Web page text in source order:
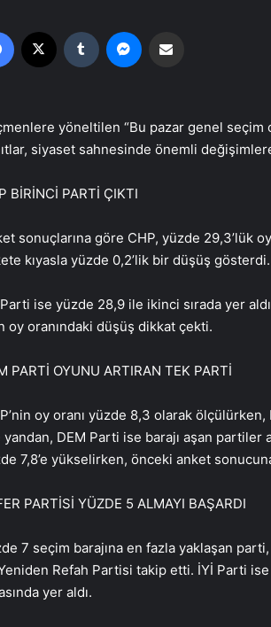
Facebook Tumblr
yöneltilen “Bu pazar genel
siyaset sahnesinde önemli
BİRİNCİ PARTİ ÇIKTI
sonuçlarına göre CHP, yüzde 29,3’lük
kıyasla yüzde 0,2’lik bir düşüş gösterdi.
ise yüzde 28,9 ile ikinci sırada yer
oy oranındaki düşüş dikkat çekti.
PARTİ OYUNU ARTIRAN TEK PARTİ
oy oranı yüzde 8,3 olarak
yandan, DEM Parti ise barajı aşan
7,8’e yükselirken, önceki anket
PARTİSİ YÜZDE 5 ALMAYI BAŞARDI
7 seçim barajına en fazla yaklaşan
Refah Partisi takip etti. İYİ Parti
yer aldı.